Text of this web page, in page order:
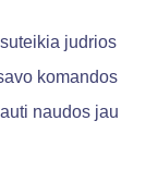
judrios
komandos
naudos jau